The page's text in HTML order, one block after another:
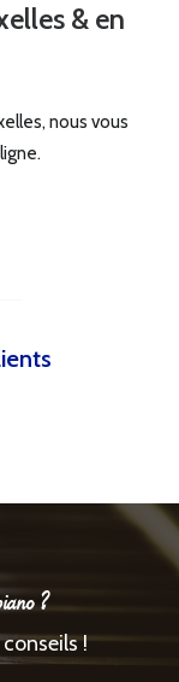
& en
nous vous
?
!